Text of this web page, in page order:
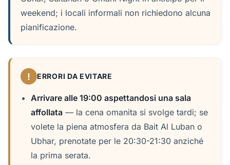
weekend; i locali informali non richiedono alcuna
pianificazione.
! ERRORI DA EVITARE
Arrivare alle 19:00 aspettandosi una sala
affollata — la cena omanita si svolge tardi; se
volete la piena atmosfera da Bait Al Luban o
Ubhar, prenotate per le 20:30-21:30 anziché
la prima serata.